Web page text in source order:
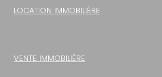
LOCATION IMMOBILIÈRE
VENTE IMMOBILIÈRE